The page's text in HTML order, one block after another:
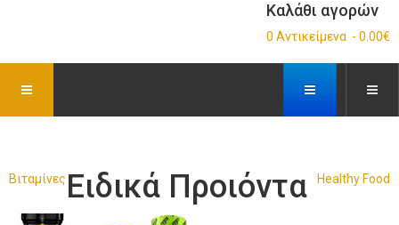
Καλάθι αγορών
0 Αντικείμενα - 0.00€
Βιταμίνες Healthy Food
Ειδικά Προιόντα